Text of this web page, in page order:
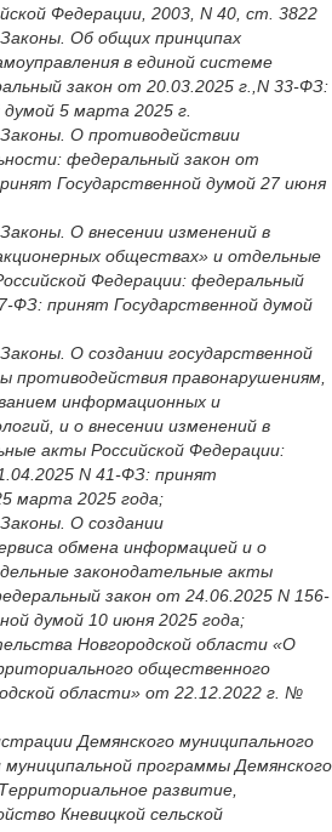
Федерации, 2003, N 40, ст. 3822
Об общих принципах
в единой системе
закон от 20.03.2025 г.,N 33-ФЗ:
5 марта 2025 г.
О противодействии
федеральный закон от
Государственной думой 27 июня
О внесении изменений в
обществах» и отдельные
Федерации: федеральный
ФЗ: принят Государственной думой
О создании государственной
противодействия правонарушениям,
информационных и
и о внесении изменений в
акты Российской Федерации:
N 41-ФЗ: принят
марта 2025 года;
О создании
обмена информацией и о
законодательные акты
закон от 24.06.2025 N 156-
думой 10 июня 2025 года;
Новгородской области «О
общественного
области» от 22.12.2022 г. №
Демянского муниципального
программы Демянского
развитие,
Кневицкой сельской